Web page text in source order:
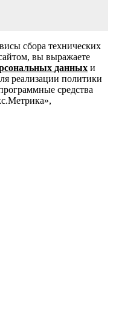
сбора технических
вы выражаете
данных и
реализации политики
средства